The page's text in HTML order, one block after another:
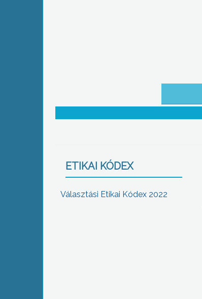
ETIKAI KÓDEX
Választási Etikai Kódex 2022